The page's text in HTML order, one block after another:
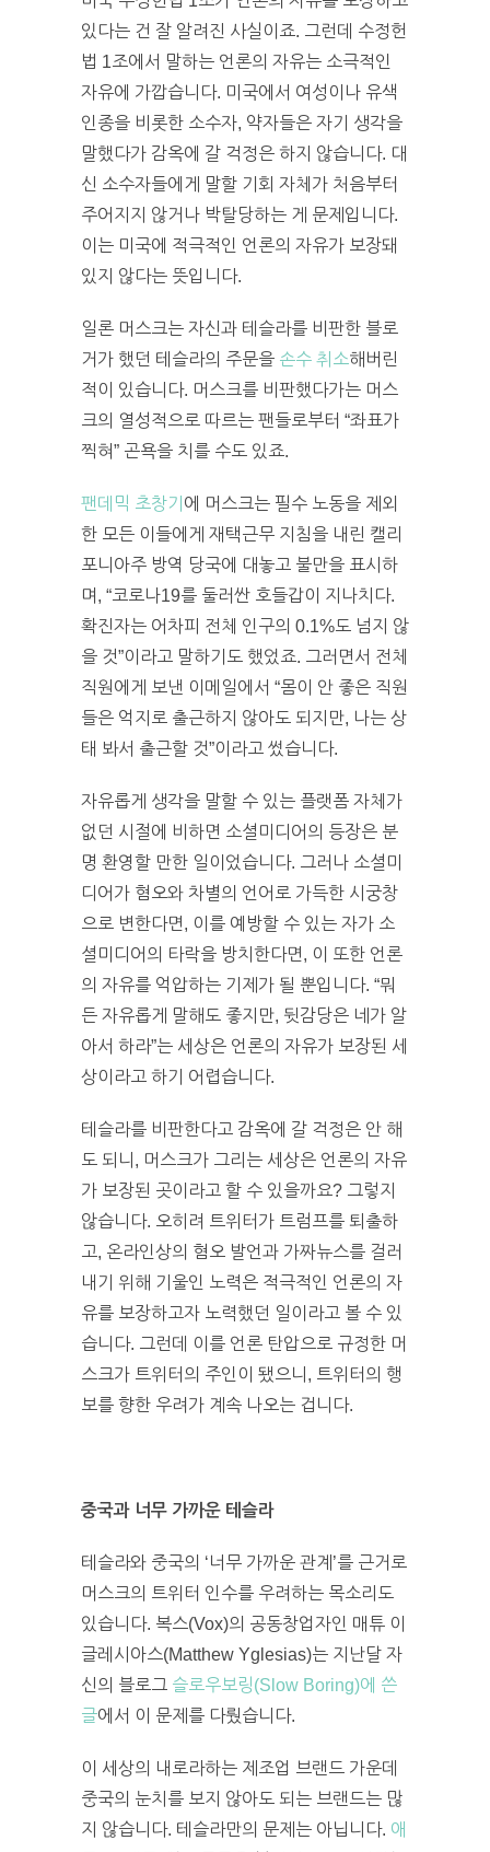
있다는 건 잘 알려진 사실이죠. 그런데 수정헌
법 1조에서 말하는 언론의 자유는 소극적인
자유에 가깝습니다. 미국에서 여성이나 유색
인종을 비롯한 소수자, 약자들은 자기 생각을
말했다가 감옥에 갈 걱정은 하지 않습니다. 대
신 소수자들에게 말할 기회 자체가 처음부터
주어지지 않거나 박탈당하는 게 문제입니다.
이는 미국에 적극적인 언론의 자유가 보장돼
있지 않다는 뜻입니다.
일론 머스크는 자신과 테슬라를 비판한 블로
거가 했던 테슬라의 주문을 손수 취소해버린
적이 있습니다. 머스크를 비판했다가는 머스
크의 열성적으로 따르는 팬들로부터 “좌표가
찍혀” 곤욕을 치를 수도 있죠.
팬데믹 초창기 에 머스크는 필수 노동을 제외
한 모든 이들에게 재택근무 지침을 내린 캘리
포니아주 방역 당국에 대놓고 불만을 표시하
며, “코로나19를 둘러싼 호들갑이 지나치다.
확진자는 어차피 전체 인구의 0.1%도 넘지 않
을 것”이라고 말하기도 했었죠. 그러면서 전체
직원에게 보낸 이메일에서 “몸이 안 좋은 직원
들은 억지로 출근하지 않아도 되지만, 나는 상
태 봐서 출근할 것”이라고 썼습니다.
자유롭게 생각을 말할 수 있는 플랫폼 자체가
없던 시절에 비하면 소셜미디어의 등장은 분
명 환영할 만한 일이었습니다. 그러나 소셜미
디어가 혐오와 차별의 언어로 가득한 시궁창
으로 변한다면, 이를 예방할 수 있는 자가 소
셜미디어의 타락을 방치한다면, 이 또한 언론
의 자유를 억압하는 기제가 될 뿐입니다. “뭐
든 자유롭게 말해도 좋지만, 뒷감당은 네가 알
아서 하라”는 세상은 언론의 자유가 보장된 세
상이라고 하기 어렵습니다.
테슬라를 비판한다고 감옥에 갈 걱정은 안 해
도 되니, 머스크가 그리는 세상은 언론의 자유
가 보장된 곳이라고 할 수 있을까요? 그렇지
않습니다. 오히려 트위터가 트럼프를 퇴출하
고, 온라인상의 혐오 발언과 가짜뉴스를 걸러
내기 위해 기울인 노력은 적극적인 언론의 자
유를 보장하고자 노력했던 일이라고 볼 수 있
습니다. 그런데 이를 언론 탄압으로 규정한 머
스크가 트위터의 주인이 됐으니, 트위터의 행
보를 향한 우려가 계속 나오는 겁니다.
중국과 너무 가까운 테슬라
테슬라와 중국의 ‘너무 가까운 관계’를 근거로
머스크의 트위터 인수를 우려하는 목소리도
있습니다. 복스(Vox)의 공동창업자인 매튜 이
글레시아스(Matthew Yglesias)는 지난달 자
신의 블로그 슬로우보링(Slow Boring)에 쓴
글에서 이 문제를 다뤘습니다.
이 세상의 내로라하는 제조업 브랜드 가운데
중국의 눈치를 보지 않아도 되는 브랜드는 많
지 않습니다. 테슬라만의 문제는 아닙니다. 애